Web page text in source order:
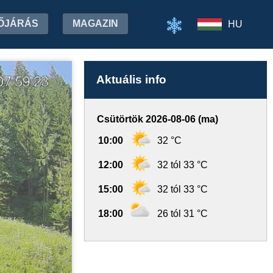
MAGAZIN HU
Aktuális info
Csütörtök 2026-08-06 (ma)
10:00 32 °C
12:00 32 tól 33 °C
15:00 32 tól 33 °C
18:00 26 tól 31 °C